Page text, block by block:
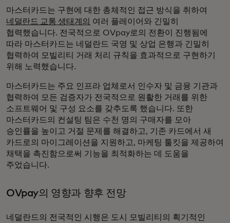
마스터카드는 구현에 대한 총체적인 접근 방식을 취하여
네덜란드 교통 생태계의 여러 플레이어와 긴밀히
협력했습니다. 전국적으로 OVpay로의 전환이 진행됨에
따라 마스터카드는 네덜란드 국영 및 상업 은행과 긴밀히
협력하여 모빌리티 거래 처리 규칙을 효과적으로 구현하기
위해 노력했습니다.
마스터카드는 주요 인프라 업체로서 인수자 및 금융 기관과
협력하여 모든 검증자가 전국적으로 원활한 거래를 위한
소프트웨어 및 구성 요소를 갖추도록 했습니다. 또한
마스터카드의 컨설팅 팀은 수천 명의 구매자를 모아
승인률을 높이고 거절 문제를 해결하고, 기존 카드에서 새
카드로의 마이그레이션을 지원하고, 마케팅 툴킷을 제공하여
채택을 촉진함으로써 기능을 최적화하는 데 도움을
주었습니다.
OVpay의 영향과 향후 전망
네덜란드의 전국적인 시행은 도시 모빌리티의 획기적인